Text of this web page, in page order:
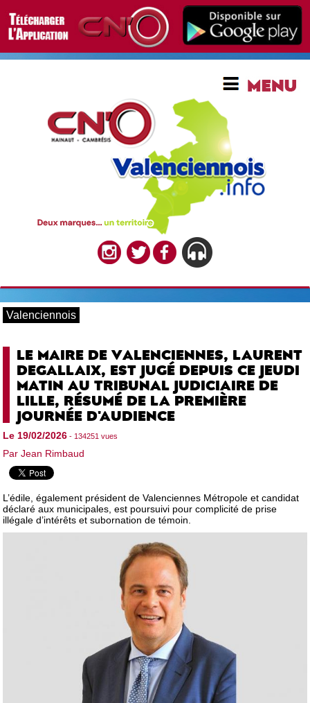
Valenciennois
LE MAIRE DE VALENCIENNES, LAURENT
DEGALLAIX, EST JUGÉ DEPUIS CE JEUDI
MATIN AU TRIBUNAL JUDICIAIRE DE
LILLE, RÉSUMÉ DE LA PREMIÈRE
JOURNÉE D'AUDIENCE
Le 19/02/2026 - 134251 vues
Par Jean Rimbaud
L’édile, également président de Valenciennes Métropole et candidat
déclaré aux municipales, est poursuivi pour complicité de prise
illégale d’intérêts et subornation de témoin.